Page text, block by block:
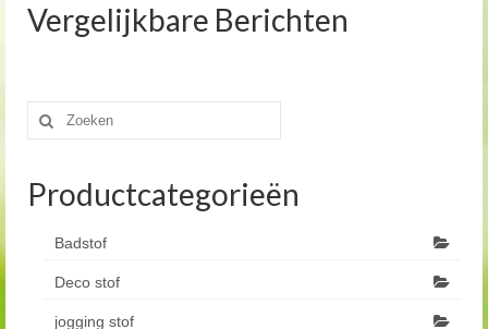
Vergelijkbare Berichten
Zoeken
naar:
Productcategorieën
Badstof
Deco stof
jogging stof